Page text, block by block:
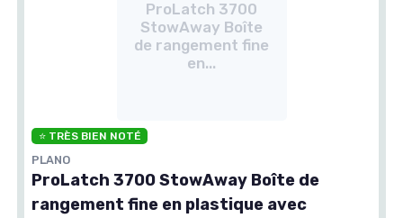
ProLatch 3700
StowAway Boîte
de rangement fine
en...
⭐ TRÈS BIEN NOTÉ
PLANO
ProLatch 3700 StowAway Boîte de
rangement fine en plastique avec